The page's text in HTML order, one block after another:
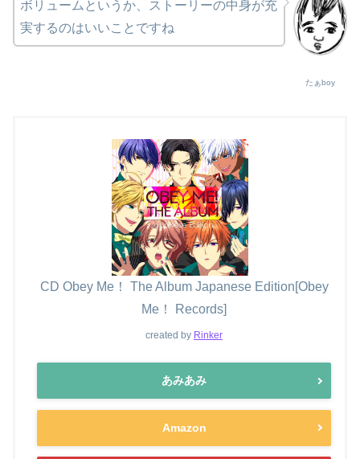
たぁboy
ボリュームというか、ストーリーの中身が充
実するのはいいことですね
CD Obey Me！ The Album Japanese Edition[Obey
Me！ Records]
created by Rinker
あみあみ
Amazon